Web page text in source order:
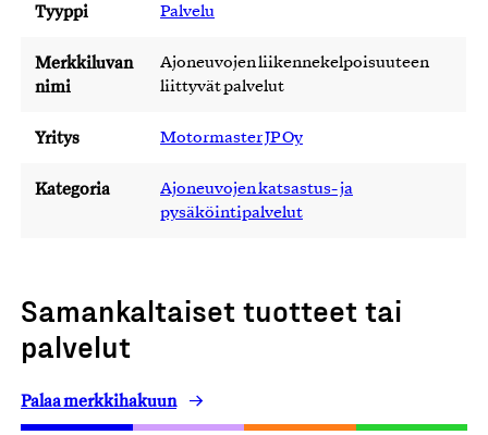
Tyyppi Palvelu
Merkkiluvan
nimi
Ajoneuvojen liikennekelpoisuuteen
liittyvät palvelut
Yritys Motormaster JP Oy
Kategoria
Ajoneuvojen katsastus- ja
pysäköintipalvelut
Samankaltaiset tuotteet tai
palvelut
Palaa merkkihakuun